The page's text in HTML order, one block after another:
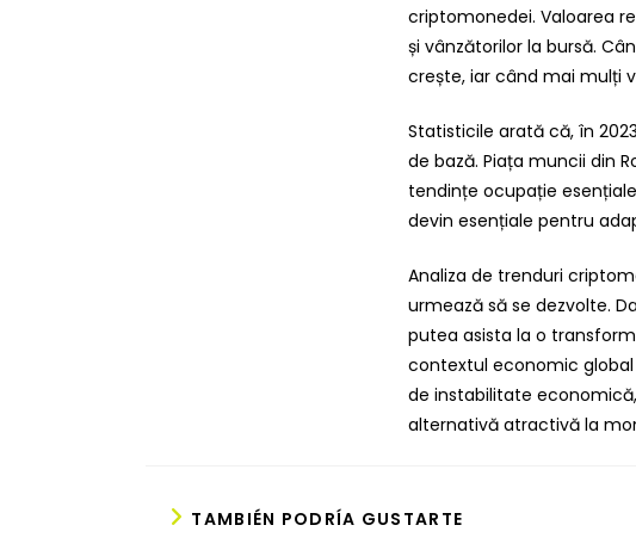
criptomonedei. Valoarea
și vânzătorilor la bursă.
crește, iar când mai mulți
Statisticile arată că, în
de bază. Piața muncii din
tendințe ocupație
devin esențiale pentru
Analiza de trenduri
urmează să se dezvolte.
putea asista la o
contextul economic
de instabilitate
alternativă atractivă la
TAMBIÉN PODRÍA GUSTARTE